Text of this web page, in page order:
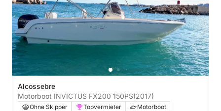
Alcossebre
Motorboot INVICTUS FX200 150PS(2017)
Ohne Skipper Topvermieter
Motorboot